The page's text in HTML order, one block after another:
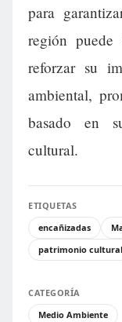
para
región puede
reforzar su
ambiental,
basado en
cultural.
ETIQUETAS
encañizadas
patrimonio cultural
CATEGORÍA
Medio Ambiente